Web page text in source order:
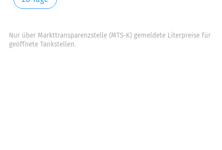
Nur über Markttransparenzstelle (MTS-K) gemeldete Literpreise für
geöffnete Tankstellen.